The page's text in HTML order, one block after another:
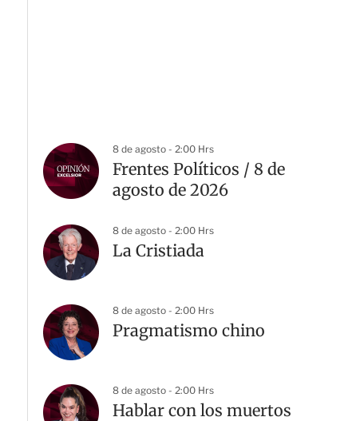
8 de agosto - 2:00 Hrs
Frentes Políticos / 8 de
agosto de 2026
8 de agosto - 2:00 Hrs
La Cristiada
8 de agosto - 2:00 Hrs
Pragmatismo chino
8 de agosto - 2:00 Hrs
Hablar con los muertos